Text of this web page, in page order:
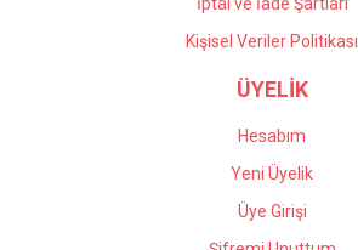
Kişisel Veriler Politikası
ÜYELİK
Hesabım
Yeni Üyelik
Üye Girişi